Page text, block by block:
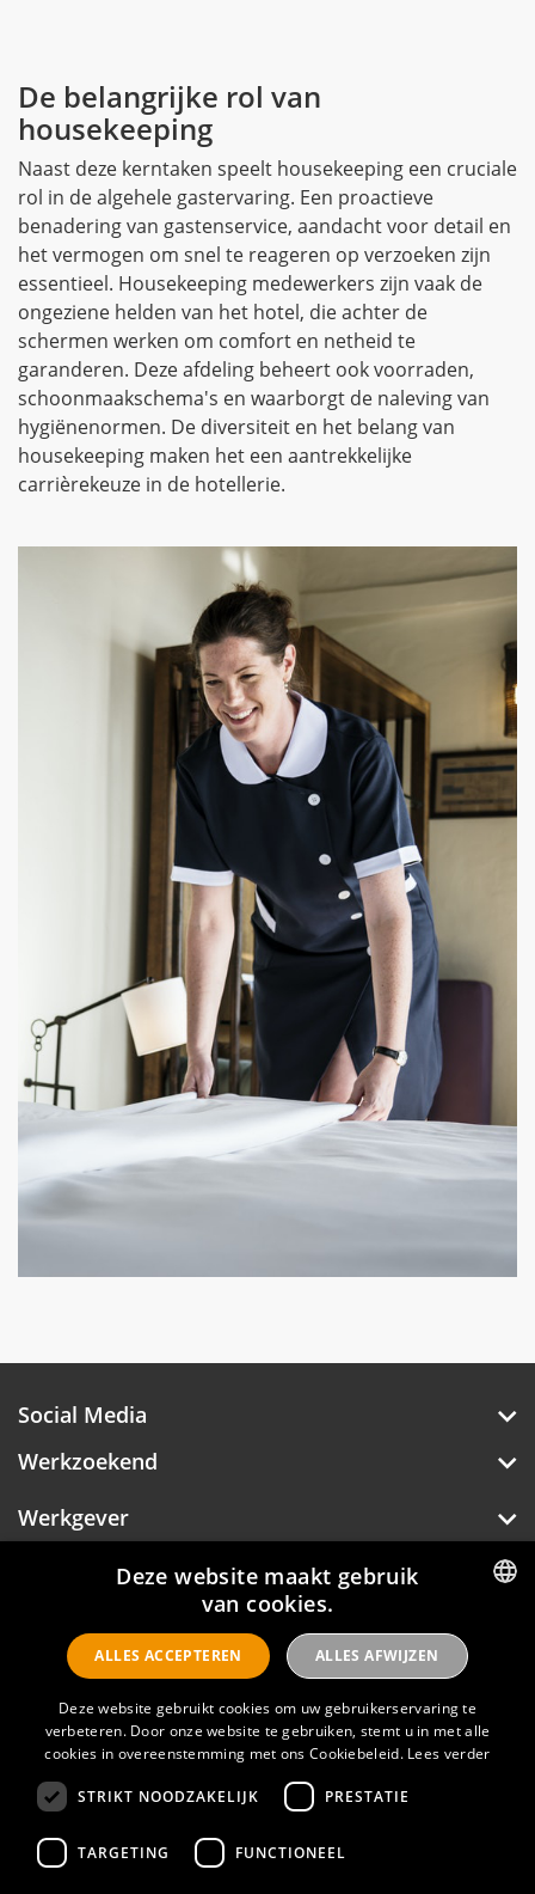
De belangrijke rol van
housekeeping
Naast deze kerntaken speelt housekeeping een cruciale
rol in de algehele gastervaring. Een proactieve
benadering van gastenservice, aandacht voor detail en
het vermogen om snel te reageren op verzoeken zijn
essentieel. Housekeeping medewerkers zijn vaak de
ongeziene helden van het hotel, die achter de
schermen werken om comfort en netheid te
garanderen. Deze afdeling beheert ook voorraden,
schoonmaakschema's en waarborgt de naleving van
hygiënenormen. De diversiteit en het belang van
housekeeping maken het een aantrekkelijke
carrièrekeuze in de hotellerie.
Social Media
Werkzoekend
Werkgever
Over Hotelprofessionals
Hotelprofessionals
FAQ
Privacyverklaring
Contact
DUTCH
ENGLISH
Deze website maakt gebruik
van cookies.
Deze website gebruikt cookies om uw gebruikerservaring te
verbeteren. Door onze website te gebruiken, stemt u in met alle
cookies in overeenstemming met ons Cookiebeleid. Lees verder
STRIKT NOODZAKELIJK PRESTATIE
TARGETING FUNCTIONEEL
ALLES ACCEPTEREN ALLES AFWIJZEN